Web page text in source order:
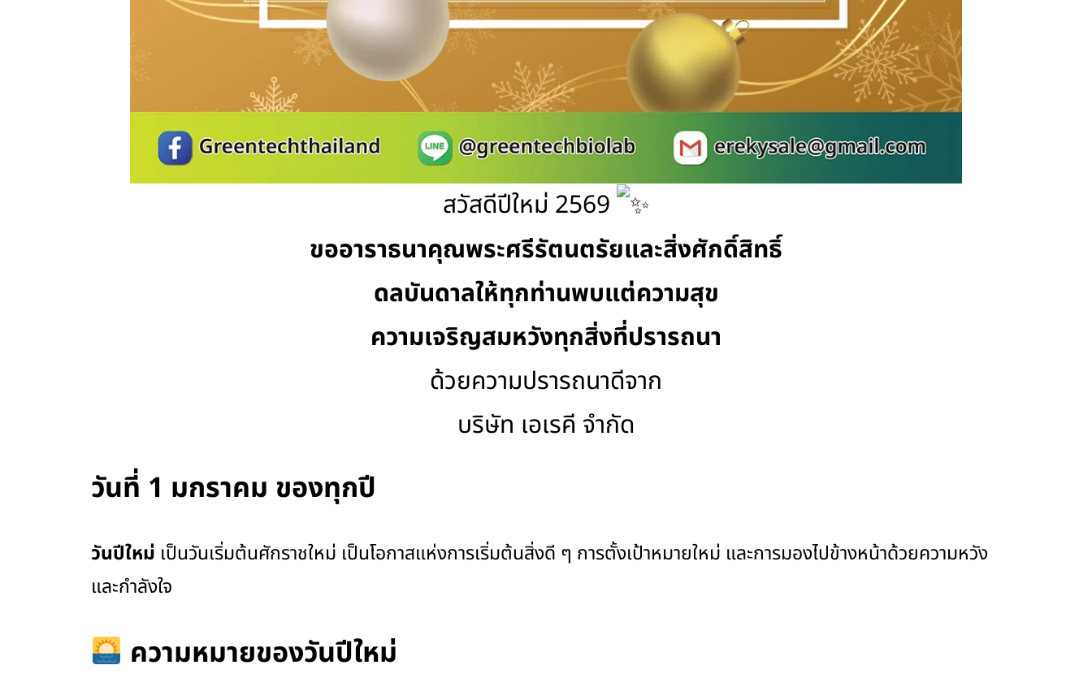
สวัสดีปีใหม่ 2569
ขออาราธนาคุณพระศรีรัตนตรัยและสิ่งศักดิ์สิทธิ์
ดลบันดาลให้ทุกท่านพบแต่ความสุข
ความเจริญสมหวังทุกสิ่งที่ปรารถนา
ด้วยความปรารถนาดีจาก
บริษัท เอเรคี จำกัด
วันที่ 1 มกราคม ของทุกปี
วันปีใหม่ เป็นวันเริ่มต้นศักราชใหม่ เป็นโอกาสแห่งการเริ่มต้นสิ่งดี ๆ การตั้งเป้าหมายใหม่ และการมองไปข้างหน้าด้วยความหวัง
และกำลังใจ
ความหมายของวันปีใหม่